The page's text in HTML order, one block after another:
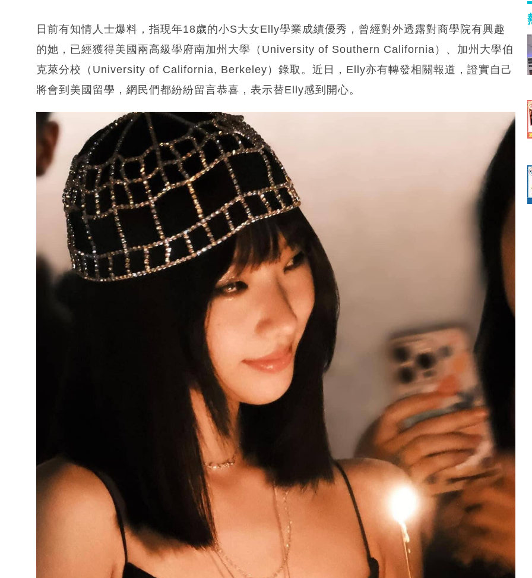
日前有知情人士爆料，指現年18歲的小S大女Elly學業成績優秀，曾經對外透露對商學院有興趣
的她，已經獲得美國兩高級學府南加州大學（University of Southern California）、加州大學伯
克萊分校（University of California, Berkeley）錄取。近日，Elly亦有轉發相關報道，證實自己
將會到美國留學，網民們都紛紛留言恭喜，表示替Elly感到開心。